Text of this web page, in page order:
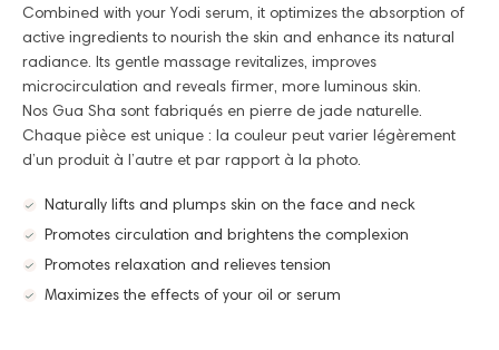
Combined with your Yodi serum, it optimizes the absorption of
active ingredients to nourish the skin and enhance its natural
radiance. Its gentle massage revitalizes, improves
microcirculation and reveals firmer, more luminous skin.
Nos Gua Sha sont fabriqués en pierre de jade naturelle.
Chaque pièce est unique : la couleur peut varier légèrement
d’un produit à l’autre et par rapport à la photo.
Naturally lifts and plumps skin on the face and neck
Promotes circulation and brightens the complexion
Promotes relaxation and relieves tension
Maximizes the effects of your oil or serum